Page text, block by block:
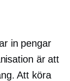
in pengar
är att
Att köra